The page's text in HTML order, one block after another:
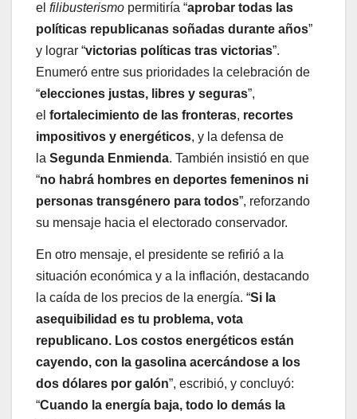
el filibusterismo permitiría “aprobar todas las
políticas republicanas soñadas durante años”
y lograr “victorias políticas tras victorias”.
Enumeró entre sus prioridades la celebración de
“elecciones justas, libres y seguras”,
el fortalecimiento de las fronteras, recortes
impositivos y energéticos, y la defensa de
la Segunda Enmienda. También insistió en que
“no habrá hombres en deportes femeninos ni
personas transgénero para todos”, reforzando
su mensaje hacia el electorado conservador.
En otro mensaje, el presidente se refirió a la
situación económica y a la inflación, destacando
la caída de los precios de la energía. “Si la
asequibilidad es tu problema, vota
republicano. Los costos energéticos están
cayendo, con la gasolina acercándose a los
dos dólares por galón”, escribió, y concluyó:
“Cuando la energía baja, todo lo demás la